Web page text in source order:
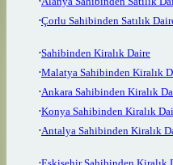
Çorlu Sahibinden Satılık
Sahibinden Kiralık Daire
Malatya Sahibinden Kiralık
Ankara Sahibinden Kiralık
Konya Sahibinden Kiralık
Antalya Sahibinden Kiralık